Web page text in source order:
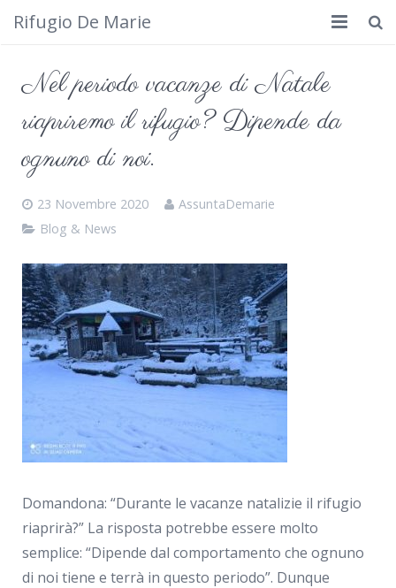
Rifugio De Marie
Dove siamo
Calendario
Foto
Cimbergo da vedere
Contatti
Nel periodo vacanze di Natale
riapriremo il rifugio? Dipende da
ognuno di noi.
23 Novembre 2020
AssuntaDemarie
Blog & News
Domandona: “Durante le vacanze natalizie il rifugio
riaprirà?” La risposta potrebbe essere molto
semplice: “Dipende dal comportamento che ognuno
di noi tiene e terrà in questo periodo”. Dunque